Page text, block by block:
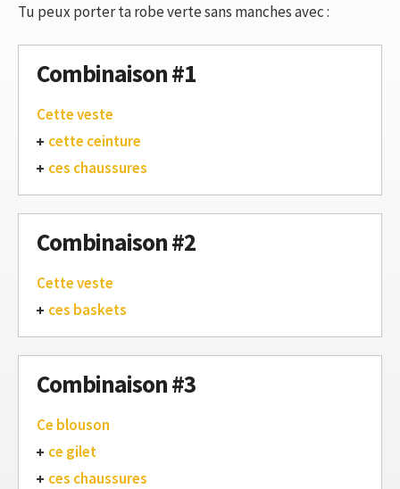
Tu peux porter ta robe verte sans manches avec :
Combinaison #1
Cette veste
cette ceinture
ces chaussures
Combinaison #2
Cette veste
ces baskets
Combinaison #3
Ce blouson
ce gilet
ces chaussures